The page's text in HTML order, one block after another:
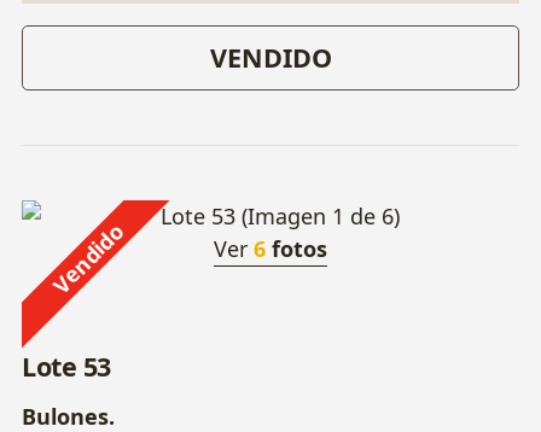
VENDIDO
Vendido Ver 6 fotos
Lote 53
Bulones.